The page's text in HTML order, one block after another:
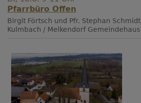
Pfarrbüro Offen
Birgit Förtsch und Pfr. Stephan Schmidt
Kulmbach / Melkendorf Gemeindehaus